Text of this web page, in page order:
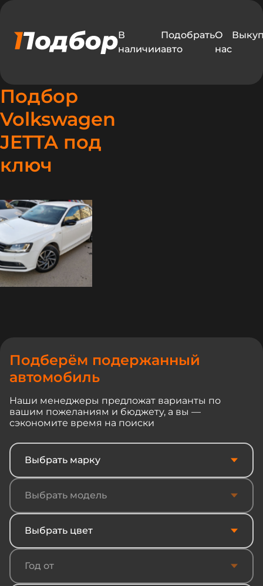
В
наличии
Подобрать
авто
О
нас
Подбор
Volkswagen
JETTA под
ключ
Подберём подержанный
автомобиль
Наши менеджеры предложат варианты по
вашим пожеланиям и бюджету, а вы —
сэкономите время на поиски
Выбрать марку
Выбрать модель
Выбрать цвет
Год от